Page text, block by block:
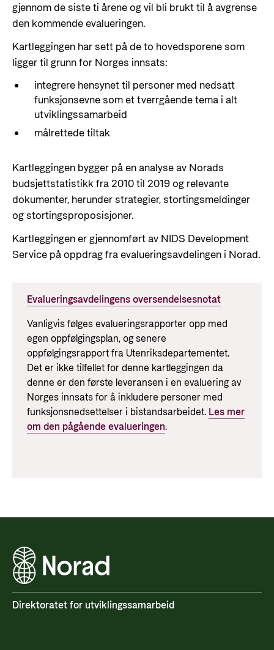
gjennom de siste ti årene og vil bli brukt til å avgrense
den kommende evalueringen.
Kartleggingen har sett på de to hovedsporene som
ligger til grunn for Norges innsats:
integrere hensynet til personer med nedsatt
funksjonsevne som et tverrgående tema i alt
utviklingssamarbeid
målrettede tiltak
Kartleggingen bygger på en analyse av Norads
budsjettstatistikk fra 2010 til 2019 og relevante
dokumenter, herunder strategier, stortingsmeldinger
og stortingsproposisjoner.
Kartleggingen er gjennomført av NIDS Development
Service på oppdrag fra evalueringsavdelingen i Norad.
Evalueringsavdelingens oversendelsesnotat
Vanligvis følges evalueringsrapporter opp med
egen oppfølgingsplan, og senere
oppfølgingsrapport fra Utenriksdepartementet.
Det er ikke tilfellet for denne kartleggingen da
denne er den første leveransen i en evaluering av
Norges innsats for å inkludere personer med
funksjonsnedsettelser i bistandsarbeidet. Les mer
om den pågående evalueringen.
Direktoratet for utviklingssamarbeid